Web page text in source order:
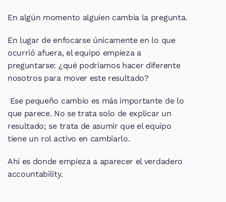
En algún momento alguien cambia la pregunta.
En lugar de enfocarse únicamente en lo que
ocurrió afuera, el equipo empieza a
preguntarse: ¿qué podríamos hacer diferente
nosotros para mover este resultado?
Ese pequeño cambio es más importante de lo
que parece. No se trata solo de explicar un
resultado; se trata de asumir que el equipo
tiene un rol activo en cambiarlo.
Ahí es donde empieza a aparecer el verdadero
accountability.